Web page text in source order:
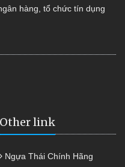
hàng, tổ chức tín dụng
Other link
Ngựa Thái Chính Hãng